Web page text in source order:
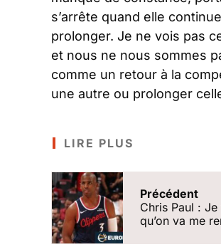
s’arrête quand elle
prolonger. Je ne vois pas
et nous ne nous sommes
comme un retour à la
une autre ou prolonger
LIRE PLUS
Précédent
Chris Paul : Je
qu’on va me